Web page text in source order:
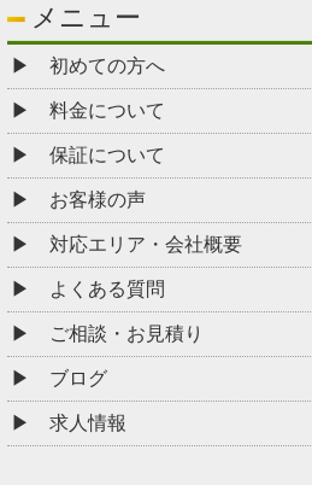
メニュー
初めての方へ
料金について
保証について
お客様の声
対応エリア・会社概要
よくある質問
ご相談・お見積り
ブログ
求人情報